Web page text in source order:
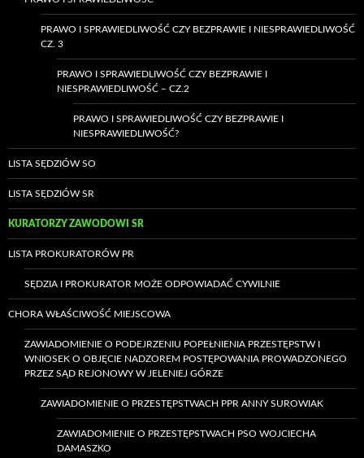
PRAWO I SPRAWIEDLIWOŚĆ CZY BEZPRAWIE I NIESPRAWIEDLIWOŚĆ
CZ. 3
PRAWO I SPRAWIEDLIWOŚĆ CZY BEZPRAWIE I
NIESPRAWIEDLIWOŚĆ – CZ.2
PRAWO I SPRAWIEDLIWOŚĆ CZY BEZPRAWIE I
NIESPRAWIEDLIWOŚĆ?
LISTA SĘDZIÓW SO
LISTA SĘDZIÓW SR
KURATORZY ZAWODOWI SR
LISTA PROKURATORÓW PR
SĘDZIA I PROKURATOR MOŻE ODPOWIADAĆ CYWILNIE
CHORA WŁAŚCIWOŚĆ MIEJSCOWA
ZAWIADOMIENIE O PODEJRZENIU POPEŁNIENIA PRZESTĘPSTW I
WNIOSEK O OBJĘCIE NADZOREM POSTĘPOWANIA PROWADZONEGO
PRZEZ SĄD REJONOWY W JELENIEJ GÓRZE
ZAWIADOMIENIE O PRZESTĘPSTWACH PPR ANNY SUROWIAK
ZAWIADOMIENIE O PRZESTĘPSTWACH PSO WOJCIECHA
DAMASZKO